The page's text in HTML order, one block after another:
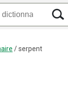
/serpent